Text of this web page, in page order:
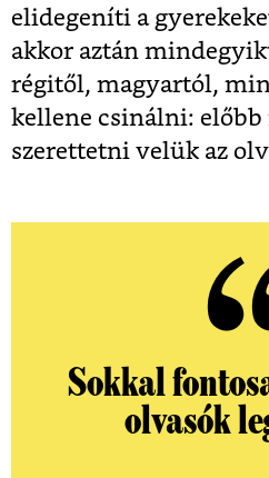
elidegeníti a
akkor aztán
régitől, magyartól,
kellene csinálni: előbb
szerettetni velük az
Sokkal
olvasók